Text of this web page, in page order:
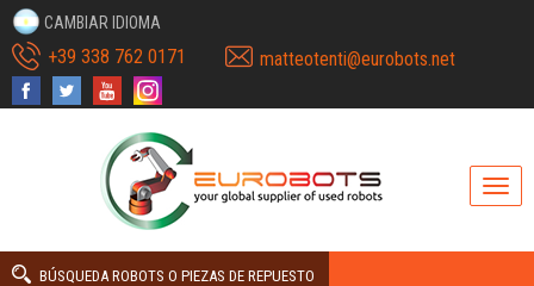
CAMBIAR IDIOMA
+39 338 762 0171 matteotenti@eurobots.net
BÚSQUEDA ROBOTS O PIEZAS DE REPUESTO